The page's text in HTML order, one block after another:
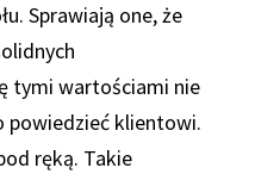
Sprawiają one, że
tymi wartościami nie
powiedzieć klientowi.
ręką. Takie